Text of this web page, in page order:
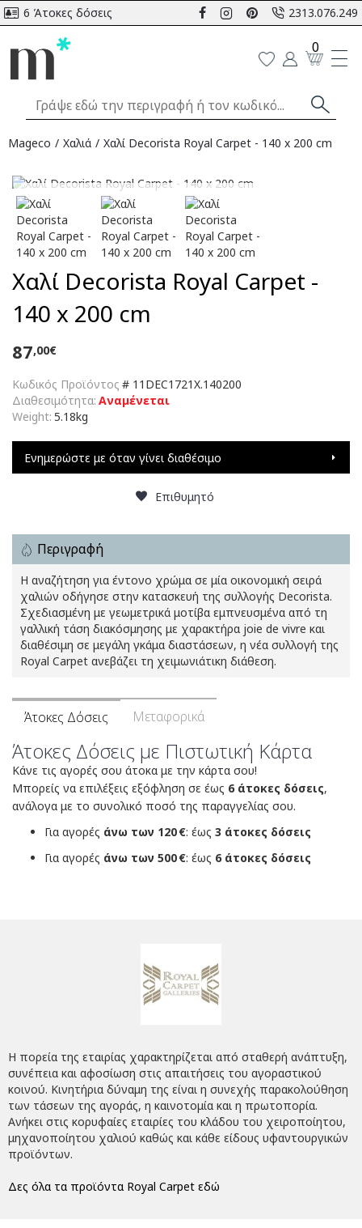
6 Άτοκες δόσεις 2313.076.249
0
Mageco Χαλιά Χαλί Decorista Royal Carpet - 140 x 200 cm
Αναμένεται
Χαλί Decorista Royal Carpet -
140 x 200 cm
Κωδικός Προϊόντος # 11DEC1721X.140200
Διαθεσιμότητα: Αναμένεται
Weight: 5.18kg
87,00€
Ενημερώστε με όταν γίνει διαθέσιμο
Επιθυμητό
Περιγραφή
Η αναζήτηση για έντονο χρώμα σε μία οικονομική σειρά
χαλιών οδήγησε στην κατασκευή της συλλογής Decorista.
Σχεδιασμένη με γεωμετρικά μοτίβα εμπνευσμένα από τη
γαλλική τάση διακόσμησης με χαρακτήρα joie de vivre και
διαθέσιμη σε μεγάλη γκάμα διαστάσεων, η νέα συλλογή της
Royal Carpet ανεβάζει τη χειμωνιάτικη διάθεση.
Άτοκες Δόσεις Μεταφορικά
Άτοκες Δόσεις με Πιστωτική Κάρτα
Κάνε τις αγορές σου άτοκα με την κάρτα σου!
Μπορείς να επιλέξεις εξόφληση σε έως 6 άτοκες δόσεις,
ανάλογα με το συνολικό ποσό της παραγγελίας σου.
Για αγορές άνω των 120 €: έως 3 άτοκες δόσεις
Για αγορές άνω των 500 €: έως 6 άτοκες δόσεις
Η πορεία της εταιρίας χαρακτηρίζεται από σταθερή ανάπτυξη,
συνέπεια και αφοσίωση στις απαιτήσεις του αγοραστικού
κοινού. Κινητήρια δύναμη της είναι η συνεχής παρακολούθηση
των τάσεων της αγοράς, η καινοτομία και η πρωτοπορία.
Ανήκει στις κορυφαίες εταιρίες του κλάδου του χειροποίητου,
μηχανοποίητου χαλιού καθώς και κάθε είδους υφαντουργικών
προϊόντων.
Δες όλα τα προϊόντα Royal Carpet εδώ